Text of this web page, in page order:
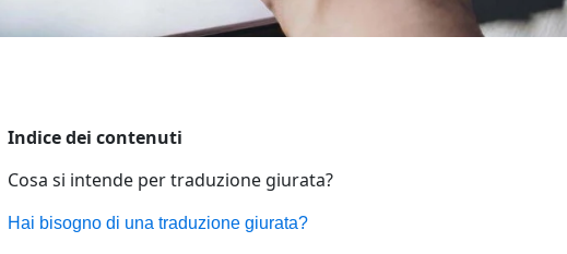
Indice dei contenuti
Cosa si intende per traduzione giurata?
Hai bisogno di una traduzione giurata?